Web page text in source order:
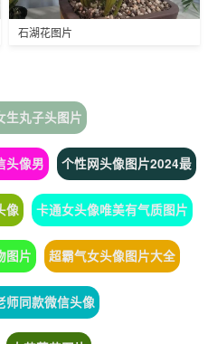
石湖花图片
生丸子头图片
头像男 个性网头像图片2024最
像 卡通女头像唯美有气质图片
图片 超霸气女头像图片大全
师同款微信头像